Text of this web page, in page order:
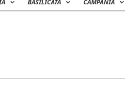
BASILICATA CAMPANIA